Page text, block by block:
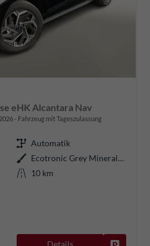
eHK Alcantara Nav
Fahrzeug mit Tageszulassung
Automatik
Ecotronic Grey Mineraleffekt
10 km
Details